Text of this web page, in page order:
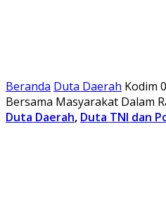
Beranda Duta Daerah Kodim
Bersama Masyarakat Dalam
Duta Daerah, Duta TNI dan